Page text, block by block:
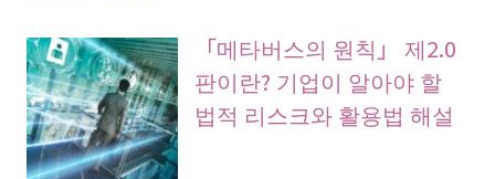
「메타버스의 원칙」 제2.0
판이란? 기업이 알아야 할
법적 리스크와 활용법 해설